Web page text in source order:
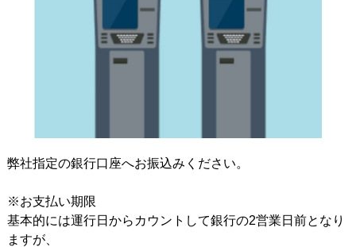
料
弊社指定の銀行口座へお振込みください。
※お支払い期限
基本的には運行日からカウントして銀行の2営業日前となり
ますが、